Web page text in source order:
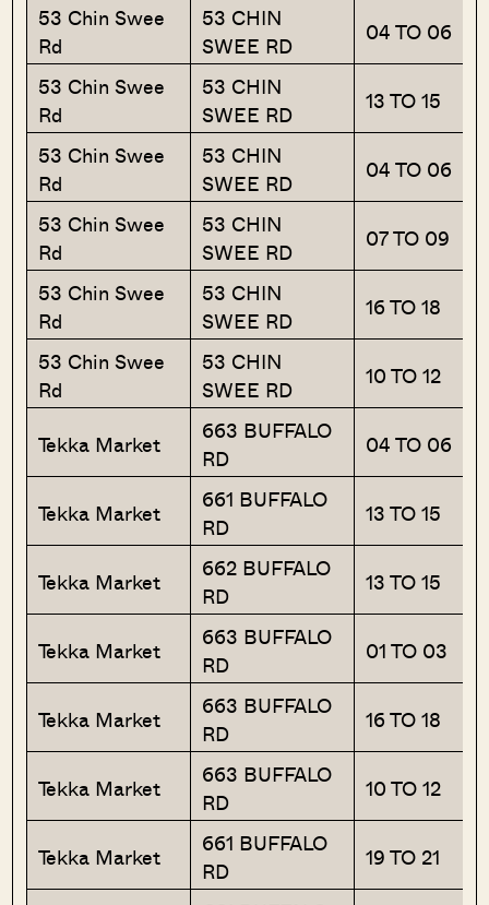
53 Chin Swee
Rd
53 CHIN
SWEE RD
04 TO 06
53 Chin Swee
Rd
53 CHIN
SWEE RD
13 TO 15
53 Chin Swee
Rd
53 CHIN
SWEE RD
04 TO 06
53 Chin Swee
Rd
53 CHIN
SWEE RD
07 TO 09
53 Chin Swee
Rd
53 CHIN
SWEE RD
16 TO 18
53 Chin Swee
Rd
53 CHIN
SWEE RD
10 TO 12
Tekka Market
663 BUFFALO
RD
04 TO 06
Tekka Market
661 BUFFALO
RD
13 TO 15
Tekka Market
662 BUFFALO
RD
13 TO 15
Tekka Market
663 BUFFALO
RD
01 TO 03
Tekka Market
663 BUFFALO
RD
16 TO 18
Tekka Market
663 BUFFALO
RD
10 TO 12
Tekka Market
661 BUFFALO
RD
19 TO 21